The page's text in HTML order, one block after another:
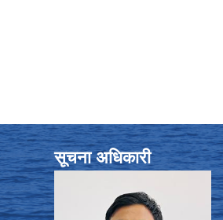
सूचना अधिकारी